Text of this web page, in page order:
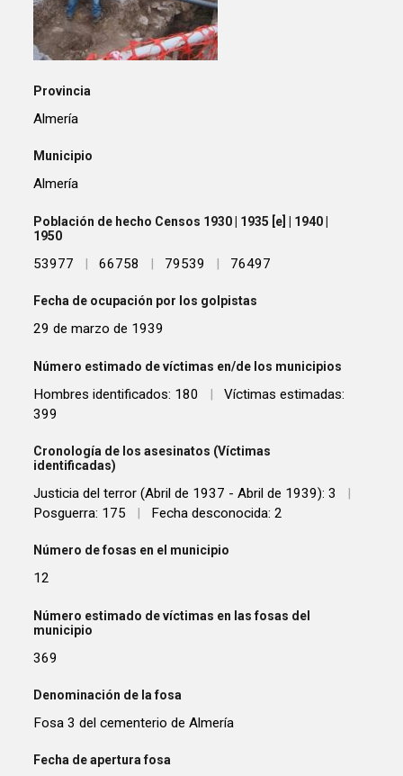
Provincia
Almería
Municipio
Almería
Población de hecho Censos 1930 | 1935 [e] | 1940 |
1950
53977 | 66758 | 79539 | 76497
Fecha de ocupación por los golpistas
29 de marzo de 1939
Número estimado de víctimas en/de los municipios
Hombres identificados: 180 |
Víctimas estimadas:
399
Cronología de los asesinatos (Víctimas
identificadas)
Justicia del terror (Abril de 1937 - Abril de 1939): 3
|
Posguerra: 175
| Fecha desconocida: 2
Número de fosas en el municipio
12
Número estimado de víctimas en las fosas del
municipio
369
Denominación de la fosa
Fosa 3 del cementerio de Almería
Fecha de apertura fosa